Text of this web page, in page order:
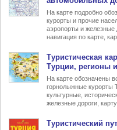
На карте подробно
курорты и прочие
аэропорты и железные
навигация по карте,
Туристическая
Турции, регионы
На карте обозначены
горнолыжные курорты
культурные,
железные дороги,
Туристический